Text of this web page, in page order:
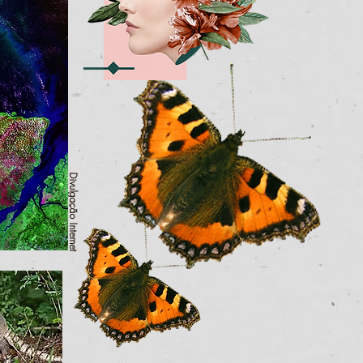
Divulgação Internet